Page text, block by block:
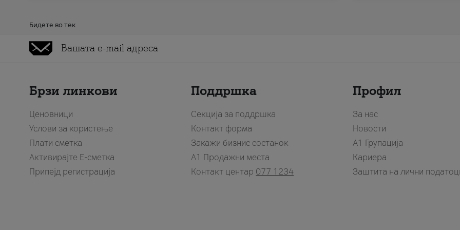
Бидете во тек
Брзи линкови
Ценовници
Услови за користење
Плати сметка
Активирајте Е-сметка
Припејд регистрација
Поддршка
Секција за поддршка
Контакт форма
Закажи бизнис состанок
A1 Продажни места
Контакт центар 077 1234
Профил
За нас
Новости
А1 Групација
Кариера
Заштита на лични